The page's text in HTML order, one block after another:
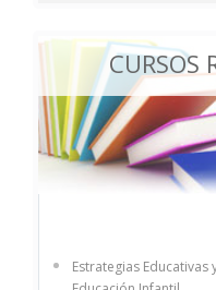
CURSOS
Estrategias